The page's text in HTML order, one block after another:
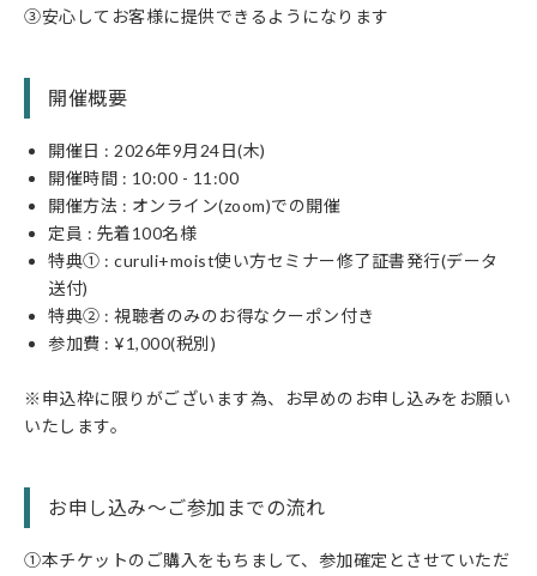
③安心してお客様に提供できるようになります
開催概要
開催日 : 2026年9月24日(木)
開催時間 : 10:00 - 11:00
開催方法 : オンライン(zoom)での開催
定員 : 先着100名様
特典① : curuli+moist使い方セミナー修了証書発行(データ
送付)
特典② : 視聴者のみのお得なクーポン付き
参加費 : ¥1,000(税別)
※申込枠に限りがございます為、お早めのお申し込みをお願い
いたします。
お申し込み〜ご参加までの流れ
①本チケットのご購入をもちまして、参加確定とさせていただ